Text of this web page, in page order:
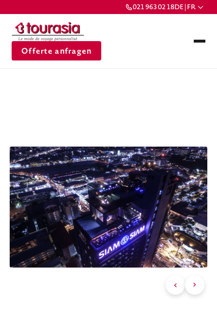
021 963 02 18DE | FR
Offerte anfragen